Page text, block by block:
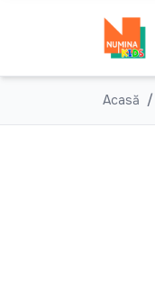
Acasă